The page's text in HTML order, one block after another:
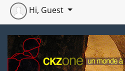
Hi, Guest